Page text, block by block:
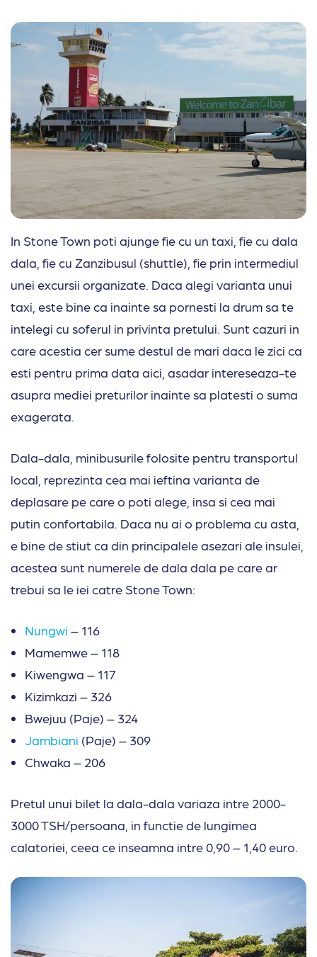
In Stone Town poti ajunge fie cu un taxi, fie cu dala
dala, fie cu Zanzibusul (shuttle), fie prin intermediul
unei excursii organizate. Daca alegi varianta unui
taxi, este bine ca inainte sa pornesti la drum sa te
intelegi cu soferul in privinta pretului. Sunt cazuri in
care acestia cer sume destul de mari daca le zici ca
esti pentru prima data aici, asadar intereseaza-te
asupra mediei preturilor inainte sa platesti o suma
exagerata.
Dala-dala, minibusurile folosite pentru transportul
local, reprezinta cea mai ieftina varianta de
deplasare pe care o poti alege, insa si cea mai
putin confortabila. Daca nu ai o problema cu asta,
e bine de stiut ca din principalele asezari ale insulei,
acestea sunt numerele de dala dala pe care ar
trebui sa le iei catre Stone Town:
Nungwi – 116
Mamemwe – 118
Kiwengwa – 117
Kizimkazi – 326
Bwejuu (Paje) – 324
Jambiani (Paje) – 309
Chwaka – 206
Pretul unui bilet la dala-dala variaza intre 2000-
3000 TSH/persoana, in functie de lungimea
calatoriei, ceea ce inseamna intre 0,90 – 1,40 euro.